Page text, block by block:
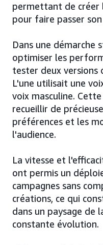
permettant de
pour faire passer son
Dans une démarche
optimiser les
tester deux versions
L'une utilisait une
voix masculine.
recueillir de
préférences et les
l'audience.
La vitesse et
ont permis un
campagnes sans
créations, ce qui
dans un paysage de
constante évolution.